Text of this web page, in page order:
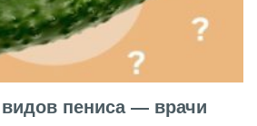
пениса — врачи